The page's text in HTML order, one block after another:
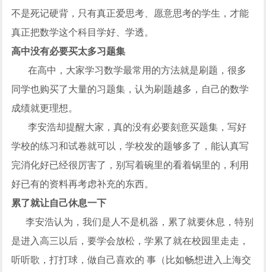
不是死记硬背，只有真正爱思考、愿意思考的学生，才能
真正把数学这个科目学好、学透。
高中没有必要买太多习题集
在高中，大家学习数学最常用的方法就是刷题，很多
同学也购买了大量的习题集，认为刷题越多，自己的数学
成绩就更理想。
李安浩却提醒大家，真的没有必要刻意买题集，写好
学校的练习和试卷就可以，学校发的题够多了，能认真写
完消化好已经很厉害了，别写着碗里的看着锅里的，利用
好已有的资料再考虑补充的东西。
累了就让自己休息一下
李安浩认为，我们是人不是机器，累了就要休息，特别
是进入高三以后，要学会放松，学累了就在校园里走走，
听听歌，打打球，做自己喜欢的 事（比如畅想进入上海交